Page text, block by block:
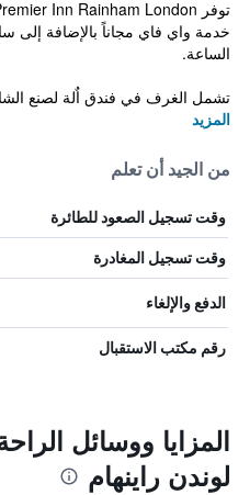
خدمة واي فاي مجاناً بالإضافة إلى
الساعة.
تشمل الغرف في فندق اٌلة لصنع
المزيد
من الجيد أن تعلم
وقت تسجيل الصعود للطائرة
وقت تسجيل المغادرة
الدفع والإلغاء
رقم مكتب الاستقبال
المزايا ووسائل
لوندن راينهام